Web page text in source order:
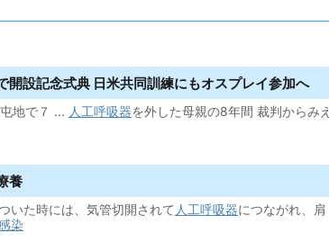
設記念式典 日米共同訓練にもオスプレイ参加へ
地で７ ... 人工呼吸器を外した母親の8年間 裁判からみえ
養
いた時には、気管切開されて 人工呼吸器につながれ、肩
感染